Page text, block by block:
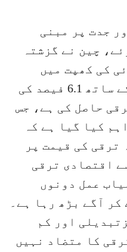
جدت پر مبنی
چین نے گزشتہ
کی کھپت میں
اوسطاً 3.3 فیصد اضافے کے ساتھ 6.1 فیصد کی
حاصل کی ہے، جس
کیا گیا ہے کہ
ترقی کی قیمت پر
اقتصادی ترقی
عمل دونوں
آگے بڑھ رہا ہے۔
اور کم
کا متضاد نہیں